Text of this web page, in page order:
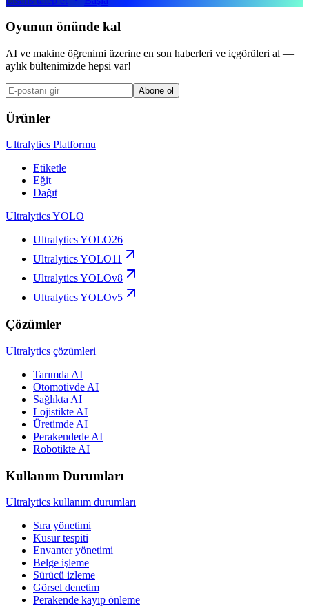
Oyunun önünde kal
AI ve makine öğrenimi üzerine en son haberleri ve içgörüleri al —
aylık bültenimizde hepsi var!
Abone ol
Ürünler
Ultralytics Platformu
Etiketle
Eğit
Dağıt
Ultralytics YOLO
Ultralytics YOLO26
Ultralytics YOLO11
Ultralytics YOLOv8
Ultralytics YOLOv5
Çözümler
Ultralytics çözümleri
Tarımda AI
Otomotivde AI
Sağlıkta AI
Lojistikte AI
Üretimde AI
Perakendede AI
Robotikte AI
Kullanım Durumları
Ultralytics kullanım durumları
Sıra yönetimi
Kusur tespiti
Envanter yönetimi
Belge işleme
Sürücü izleme
Görsel denetim
Perakende kayıp önleme